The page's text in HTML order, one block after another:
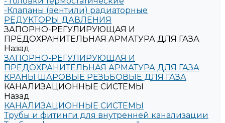
-Клапаны (вентили) радиаторные
РЕДУКТОРЫ ДАВЛЕНИЯ
ЗАПОРНО-РЕГУЛИРУЮЩАЯ И
ПРЕДОХРАНИТЕЛЬНАЯ АРМАТУРА ДЛЯ ГАЗА
Назад
ЗАПОРНО-РЕГУЛИРУЮЩАЯ И
ПРЕДОХРАНИТЕЛЬНАЯ АРМАТУРА ДЛЯ ГАЗА
КРАНЫ ШАРОВЫЕ РЕЗЬБОВЫЕ ДЛЯ ГАЗА
КАНАЛИЗАЦИОННЫЕ СИСТЕМЫ
Назад
КАНАЛИЗАЦИОННЫЕ СИСТЕМЫ
Трубы и фитинги для внутренней канализации